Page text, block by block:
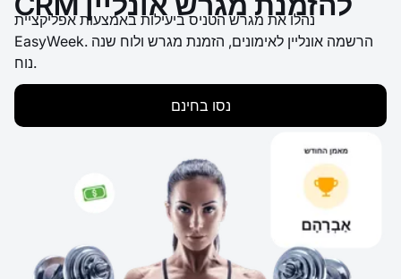
נהלו את מגרש הטניס ביעילות באמצעות אפליקציית
EasyWeek. הרשמה אונליין לאימונים, הזמנת מגרש ולוח שנה
נוח.
נסו בחינם